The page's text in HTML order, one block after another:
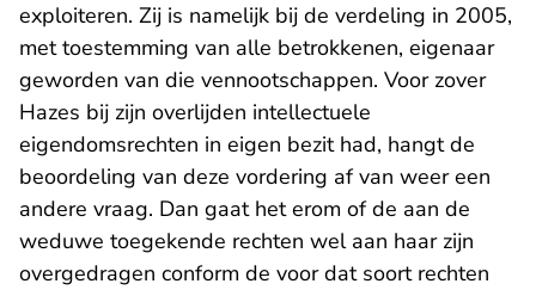
exploiteren. Zij is namelijk bij de verdeling in 2005,
met toestemming van alle betrokkenen, eigenaar
geworden van die vennootschappen. Voor zover
Hazes bij zijn overlijden intellectuele
eigendomsrechten in eigen bezit had, hangt de
beoordeling van deze vordering af van weer een
andere vraag. Dan gaat het erom of de aan de
weduwe toegekende rechten wel aan haar zijn
overgedragen conform de voor dat soort rechten